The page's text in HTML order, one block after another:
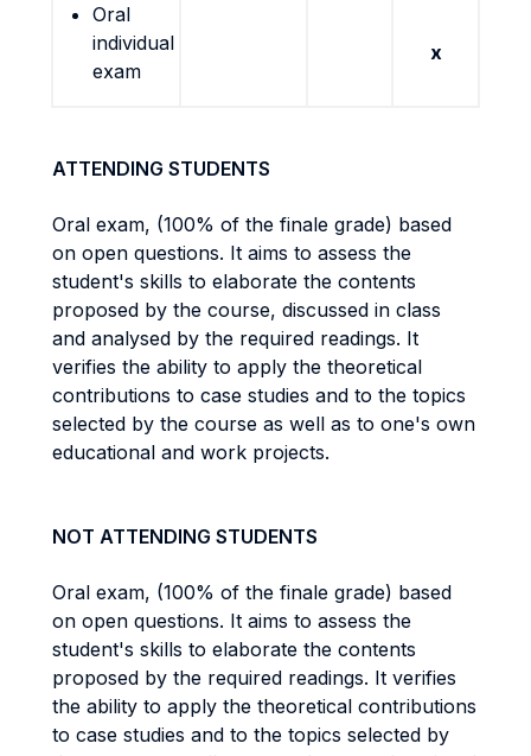
Oral
individual
exam
x
ATTENDING STUDENTS
Oral exam, (100% of the finale grade) based
on open questions. It aims to assess the
student's skills to elaborate the contents
proposed by the course, discussed in class
and analysed by the required readings. It
verifies the ability to apply the theoretical
contributions to case studies and to the topics
selected by the course as well as to one's own
educational and work projects.
NOT ATTENDING STUDENTS
Oral exam, (100% of the finale grade) based
on open questions. It aims to assess the
student's skills to elaborate the contents
proposed by the required readings. It verifies
the ability to apply the theoretical contributions
to case studies and to the topics selected by